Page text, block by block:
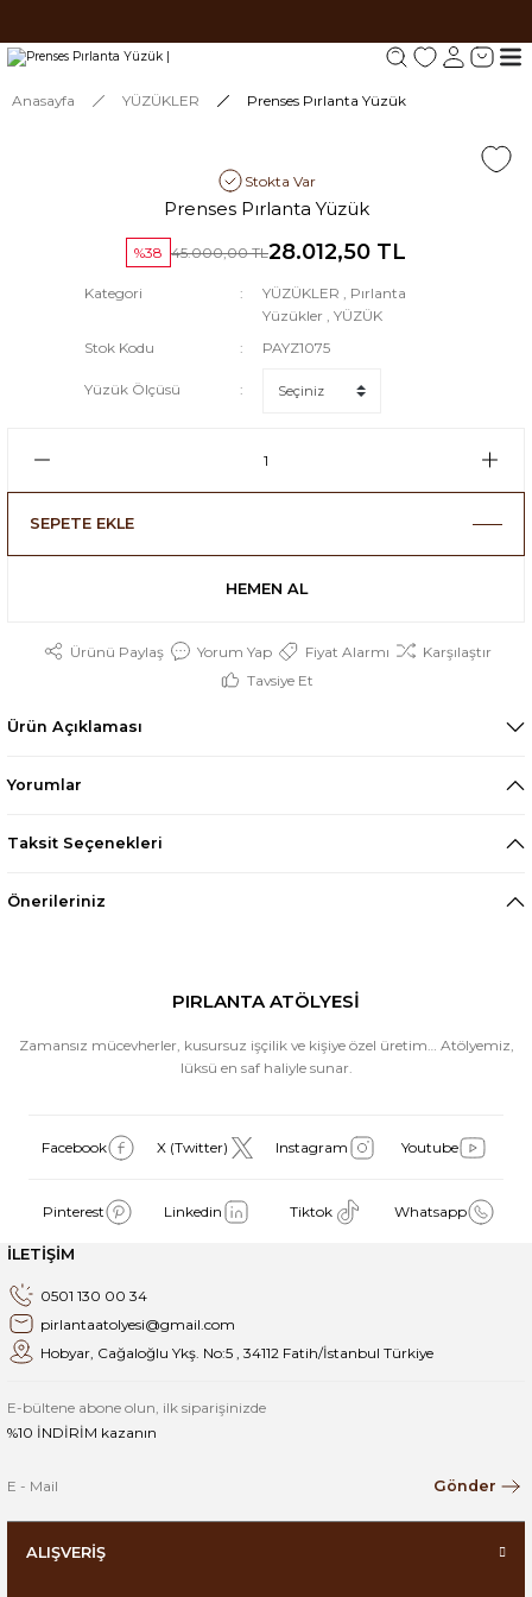
Tüm siparişlerde 1000 TL ve üzeri ücretsiz kargo. #3
Anasayfa YÜZÜKLER Prenses Pırlanta Yüzük
Stokta Var
Prenses Pırlanta Yüzük
%38 45.000,00 TL28.012,50 TL
Kategori YÜZÜKLER , Pırlanta
Yüzükler ,YÜZÜK
Stok Kodu
PAYZ1075
Yüzük Ölçüsü
SEPETE EKLE
HEMEN AL
Ürünü Paylaş Yorum Yap Fiyat Alarmı
Karşılaştır
Tavsiye Et
Ürün Açıklaması
Yorumlar
Taksit Seçenekleri
Önerileriniz
PIRLANTA ATÖLYESİ
Zamansız mücevherler, kusursuz işçilik ve kişiye özel üretim… Atölyemiz,
lüksü en saf haliyle sunar.
Facebook X (Twitter) Instagram Youtube
Pinterest Linkedin Tiktok Whatsapp
İLETİŞİM
0501 130 00 34
pirlantaatolyesi@gmail.com
Hobyar, Cağaloğlu Ykş. No:5 , 34112 Fatih/İstanbul Türkiye
E-bültene abone olun, ilk siparişinizde
%10 İNDİRİM kazanın
Gönder
ALIŞVERİŞ